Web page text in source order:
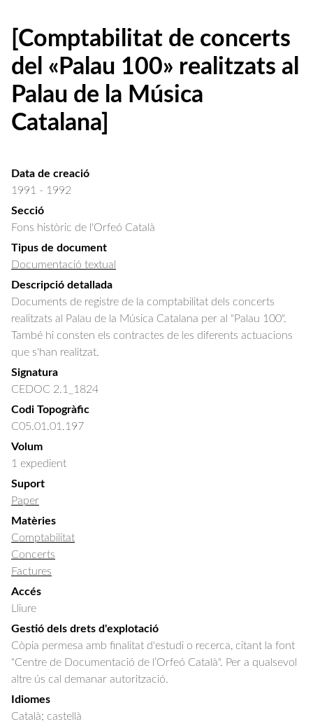
[Comptabilitat de concerts
del «Palau 100» realitzats al
Palau de la Música
Catalana]
Data de creació
1991 - 1992
Secció
Fons històric de l'Orfeó Català
Tipus de document
Documentació textual
Descripció detallada
Documents de registre de la comptabilitat dels concerts
realitzats al Palau de la Música Catalana per al "Palau 100".
També hi consten els contractes de les diferents actuacions
que s'han realitzat.
Signatura
CEDOC 2.1_1824
Codi Topogràfic
C05.01.01.197
Volum
1 expedient
Suport
Paper
Matèries
Comptabilitat
Concerts
Factures
Accés
Lliure
Gestió dels drets d'explotació
Còpia permesa amb finalitat d'estudi o recerca, citant la font
"Centre de Documentació de l’Orfeó Català". Per a qualsevol
altre ús cal demanar autorització.
Idiomes
Català; castellà